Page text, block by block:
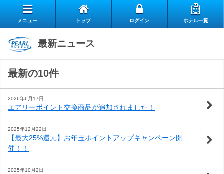
リ
ー
ラ
ブ
慢
の
朝
食
ス
タ
ッ
フ
の
お
客
様
よ
く
お
閉じる
メニュー トップ ログイン ホテル一覧
最新ニュース
最新の10件
2026年6月17日
エアリーポイント交換商品が追加されました！
2025年12月22日
【最大25%還元】お年玉ポイントアップキャンペーン開
催！！
2025年10月2日